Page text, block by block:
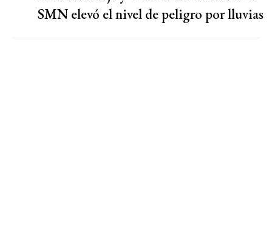
SMN elevó el nivel de peligro por lluvias